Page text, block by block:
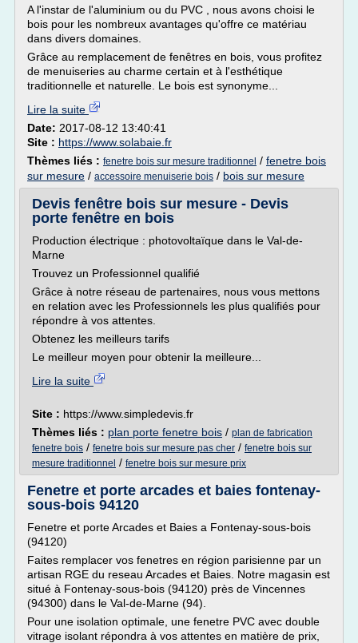
A l'instar de l'aluminium ou du PVC , nous avons choisi le
bois pour les nombreux avantages qu'offre ce matériau
dans divers domaines.
Grâce au remplacement de fenêtres en bois, vous profitez
de menuiseries au charme certain et à l'esthétique
traditionnelle et naturelle. Le bois est synonyme...
Lire la suite
Date: 2017-08-12 13:40:41
Site : https://www.solabaie.fr
Thèmes liés : fenetre bois sur mesure traditionnel / fenetre bois
sur mesure / accessoire menuiserie bois / bois sur mesure
Devis fenêtre bois sur mesure - Devis
porte fenêtre en bois
Production électrique : photovoltaïque dans le Val-de-
Marne
Trouvez un Professionnel qualifié
Grâce à notre réseau de partenaires, nous vous mettons
en relation avec les Professionnels les plus qualifiés pour
répondre à vos attentes.
Obtenez les meilleurs tarifs
Le meilleur moyen pour obtenir la meilleure...
Lire la suite
Site : https://www.simpledevis.fr
Thèmes liés : plan porte fenetre bois / plan de fabrication
fenetre bois / fenetre bois sur mesure pas cher / fenetre bois sur
mesure traditionnel / fenetre bois sur mesure prix
Fenetre et porte arcades et baies fontenay-
sous-bois 94120
Fenetre et porte Arcades et Baies a Fontenay-sous-bois
(94120)
Faites remplacer vos fenetres en région parisienne par un
artisan RGE du reseau Arcades et Baies. Notre magasin est
situé à Fontenay-sous-bois (94120) près de Vincennes
(94300) dans le Val-de-Marne (94).
Pour une isolation optimale, une fenetre PVC avec double
vitrage isolant répondra à vos attentes en matière de prix,